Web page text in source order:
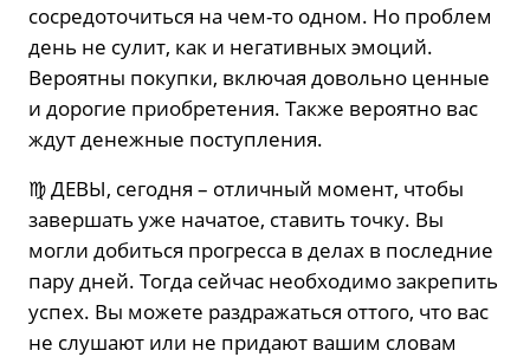
сосредоточиться на чем-то одном. Но проблем
день не сулит, как и негативных эмоций.
Вероятны покупки, включая довольно ценные
и дорогие приобретения. Также вероятно вас
ждут денежные поступления.
♍️ ДЕВЫ, сегодня – отличный момент, чтобы
завершать уже начатое, ставить точку. Вы
могли добиться прогресса в делах в последние
пару дней. Тогда сейчас необходимо закрепить
успех. Вы можете раздражаться оттого, что вас
не слушают или не придают вашим словам